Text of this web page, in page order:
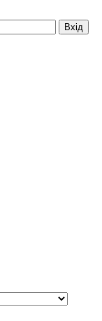
Вхід